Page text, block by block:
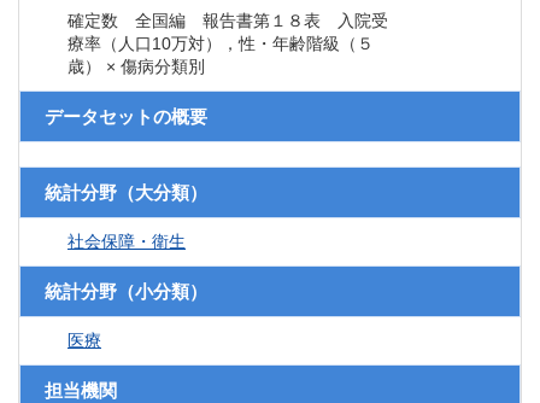
確定数 全国編 報告書第１８表 入院受
療率（人口10万対），性・年齢階級（５
歳） × 傷病分類別
データセットの概要
統計分野（大分類）
社会保障・衛生
統計分野（小分類）
医療
担当機関